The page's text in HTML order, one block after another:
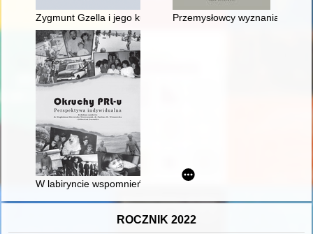
Zygmunt Gzella i jego kulturotwórcza działalność na rzecz
Przemysłowcy wyznania
W labiryncie wspomnień
ROCZNIK 2022